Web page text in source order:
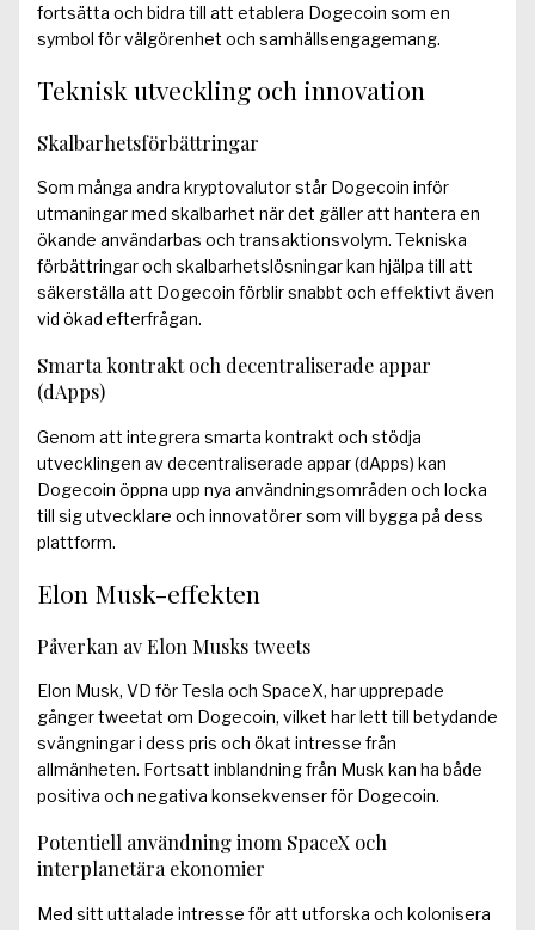
fortsätta och bidra till att etablera Dogecoin som en
symbol för välgörenhet och samhällsengagemang.
Teknisk utveckling och innovation
Skalbarhetsförbättringar
Som många andra kryptovalutor står Dogecoin inför
utmaningar med skalbarhet när det gäller att hantera en
ökande användarbas och transaktionsvolym. Tekniska
förbättringar och skalbarhetslösningar kan hjälpa till att
säkerställa att Dogecoin förblir snabbt och effektivt även
vid ökad efterfrågan.
Smarta kontrakt och decentraliserade appar
(dApps)
Genom att integrera smarta kontrakt och stödja
utvecklingen av decentraliserade appar (dApps) kan
Dogecoin öppna upp nya användningsområden och locka
till sig utvecklare och innovatörer som vill bygga på dess
plattform.
Elon Musk-effekten
Påverkan av Elon Musks tweets
Elon Musk, VD för Tesla och SpaceX, har upprepade
gånger tweetat om Dogecoin, vilket har lett till betydande
svängningar i dess pris och ökat intresse från
allmänheten. Fortsatt inblandning från Musk kan ha både
positiva och negativa konsekvenser för Dogecoin.
Potentiell användning inom SpaceX och
interplanetära ekonomier
Med sitt uttalade intresse för att utforska och kolonisera